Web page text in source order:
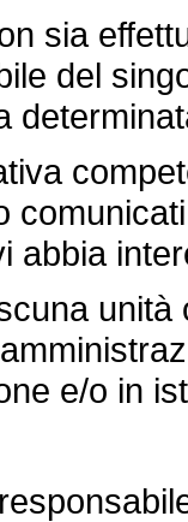
sia
del
abbia
unità
e/o in